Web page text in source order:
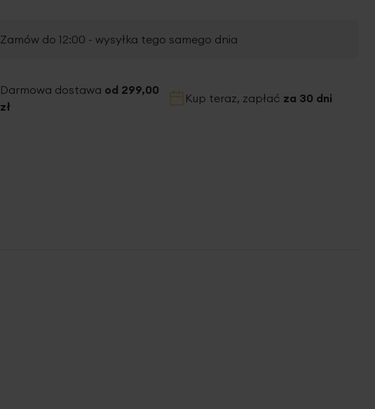
Zamów do 12:00 - wysyłka tego samego dnia
Darmowa dostawa od 299,00
zł
Kup teraz, zapłać za 30 dni